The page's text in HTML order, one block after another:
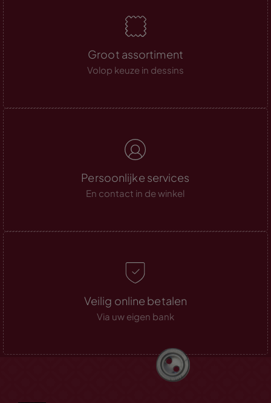
Groot assortiment
Volop keuze in dessins
Persoonlijke services
En contact in de winkel
Veilig online betalen
Via uw eigen bank